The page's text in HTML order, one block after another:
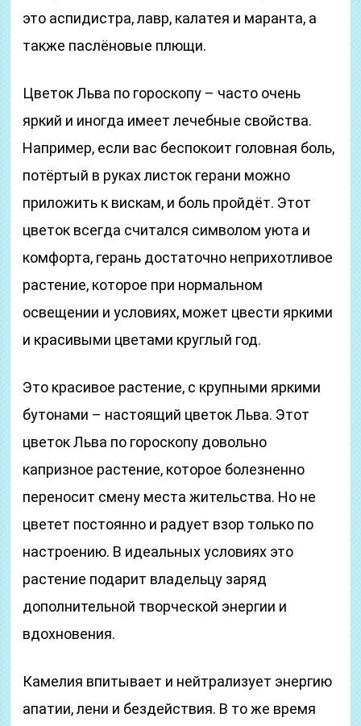
это аспидистра, лавр, калатея и маранта, а
также паслёновые плющи.
Цветок Льва по гороскопу – часто очень
яркий и иногда имеет лечебные свойства.
Например, если вас беспокоит головная боль,
потёртый в руках листок герани можно
приложить к вискам, и боль пройдёт. Этот
цветок всегда считался символом уюта и
комфорта, герань достаточно неприхотливое
растение, которое при нормальном
освещении и условиях, может цвести яркими
и красивыми цветами круглый год.
Это красивое растение, с крупными яркими
бутонами – настоящий цветок Льва. Этот
цветок Льва по гороскопу довольно
капризное растение, которое болезненно
переносит смену места жительства. Но не
цветет постоянно и радует взор только по
настроению. В идеальных условиях это
растение подарит владельцу заряд
дополнительной творческой энергии и
вдохновения.
Камелия впитывает и нейтрализует энергию
апатии, лени и бездействия. В то же время